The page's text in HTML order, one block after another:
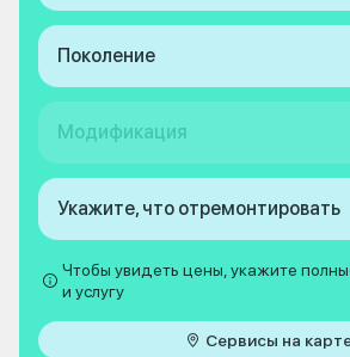
Поколение
Модификация
Укажите, что отремонтировать
Чтобы увидеть цены, укажите
и услугу
Сервисы на